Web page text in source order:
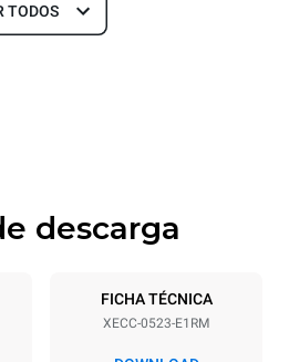
Tamaños
de la bandeja
GN 2/3
TODOS
descarga
FICHA TÉCNICA
XECC-0523-E1RM